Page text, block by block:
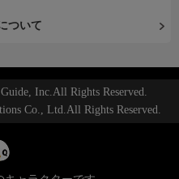
ついて
Inc.All Rights Reserved.
Co., Ltd.All Rights Reserved.